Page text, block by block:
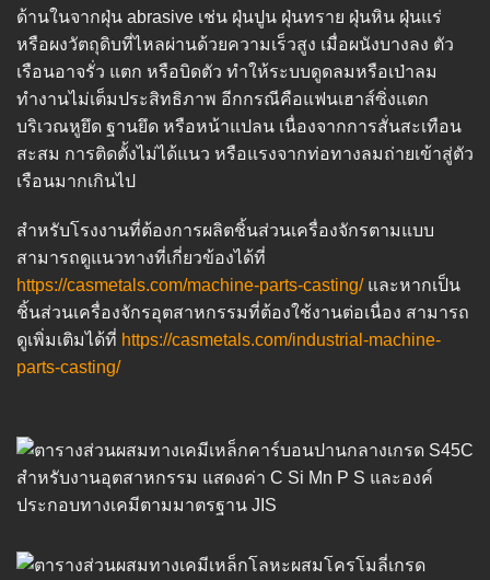
ด้านในจากฝุ่น abrasive เช่น ฝุ่นปูน ฝุ่นทราย ฝุ่นหิน ฝุ่นแร่
หรือผงวัตถุดิบที่ไหลผ่านด้วยความเร็วสูง เมื่อผนังบางลง ตัว
เรือนอาจรั่ว แตก หรือบิดตัว ทำให้ระบบดูดลมหรือเป่าลม
ทำงานไม่เต็มประสิทธิภาพ อีกกรณีคือแฟนเฮาส์ซิ่งแตก
บริเวณหูยึด ฐานยึด หรือหน้าแปลน เนื่องจากการสั่นสะเทือน
สะสม การติดตั้งไม่ได้แนว หรือแรงจากท่อทางลมถ่ายเข้าสู่ตัว
เรือนมากเกินไป
สำหรับโรงงานที่ต้องการผลิตชิ้นส่วนเครื่องจักรตามแบบ
สามารถดูแนวทางที่เกี่ยวข้องได้ที่
https://casmetals.com/machine-parts-casting/และหากเป็น
ชิ้นส่วนเครื่องจักรอุตสาหกรรมที่ต้องใช้งานต่อเนื่อง สามารถ
ดูเพิ่มเติมได้ที่ https://casmetals.com/industrial-machine-
parts-casting/